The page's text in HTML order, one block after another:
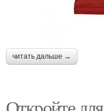
читать дальше →